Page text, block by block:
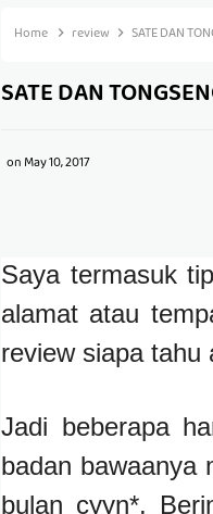
Home review SATE DAN
SATE DAN
onMay 10, 2017
Saya termasuk
alamat atau
review siapa tahu
Jadi beberapa
badan bawaanya
bulan cyyn*.